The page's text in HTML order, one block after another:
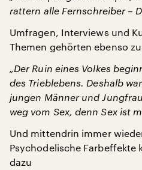
rattern alle Fernschreiber –
Umfragen, Interviews und
Themen gehörten ebenso
„Der Ruin eines Volkes
des Trieblebens. Deshalb
jungen Männer und
weg vom Sex, denn Sex ist
Und mittendrin immer
Psychodelische Farbeffekte
dazu